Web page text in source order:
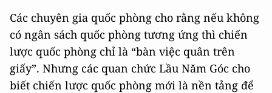
Các chuyên gia quốc phòng cho rằng nếu không
có ngân sách quốc phòng tương ứng thì chiến
lược quốc phòng chỉ là “bàn việc quân trên
giấy”. Nhưng các quan chức Lầu Năm Góc cho
biết chiến lược quốc phòng mới là nền tảng để